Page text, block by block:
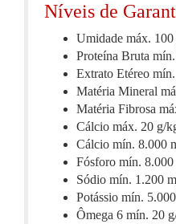
Níveis de
Umidade máx.
Proteína Bruta mín.
Extrato Etéreo mín.
Matéria Mineral
Matéria Fibrosa
Cálcio máx. 20 g/
Cálcio mín. 8.000
Fósforo mín.
Sódio mín. 1.200
Potássio mín.
Ômega 6 mín. 20